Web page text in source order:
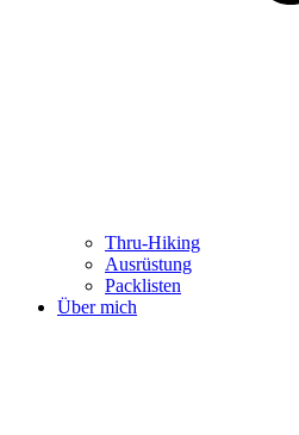
Thru-Hiking
Ausrüstung
Packlisten
Über mich